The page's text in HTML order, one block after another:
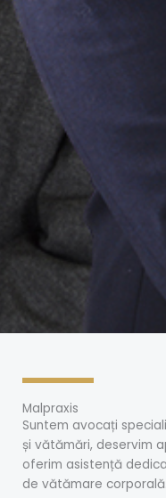
Malpraxis
Suntem avocați
și vătămări, deservim
oferim asistență
de vătămare corporală.